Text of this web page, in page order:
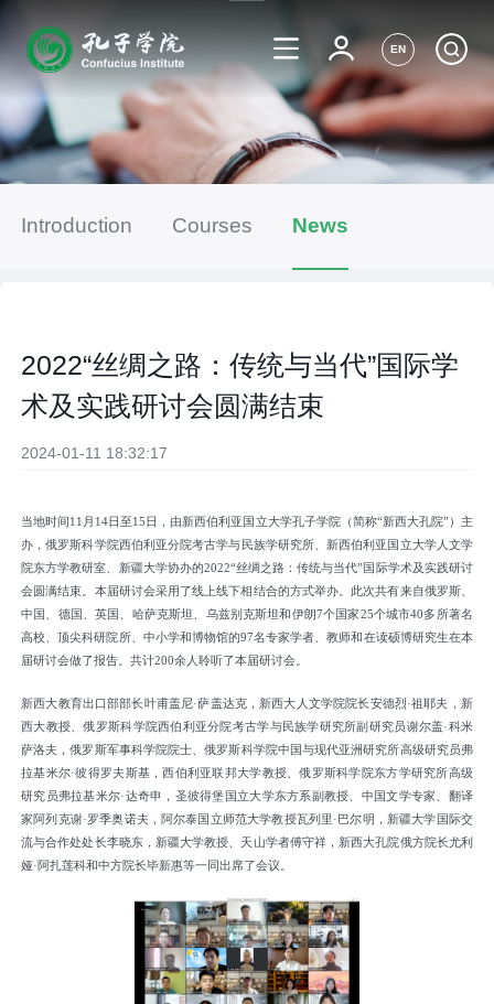
EN
Introduction Courses News
2022“丝绸之路：传统与当代”国际学
术及实践研讨会圆满结束
2024-01-11 18:32:17
当地时间11月14日至15 日，由新西伯利亚国立大学孔子学院（简称“新西大孔院”） 主
办 ，俄罗斯科学院西伯利亚分院考古学与民族学研究所、 新西伯利亚国立大学人文学
院东方学教研室
新疆大学协办的2022“丝绸之路：传统与当代”国际学术及实践研讨
会圆满结束。本届研讨会采用了线上线下相结合的方式举办。此次共有来自俄罗斯、
中国、德国、英国、哈萨克斯坦、乌兹别克斯坦和伊朗7个国家25个城市40多所著名
高校、顶尖科研院所、 中小学和博物馆的97名专家学者、教师和在读硕博研究生在本
届研讨会做了报告。共计200余人聆听了本届研讨会
新西大教育出口部部长叶甫盖尼·萨盖达克，新西大人文学院院长安德烈·祖耶夫，新
西大教授、俄罗斯科学院西伯利亚分院考古学与民族学研究所副研究员谢尔盖·科米
萨洛夫，俄罗斯军事科学院院士 、俄罗斯科学院中国与现代亚洲研究所高级研究员弗
拉基米尔·彼得罗夫斯基，西伯利亚联邦大学教授、俄罗斯科学院东方学研究所高级
研究员弗拉基米尔·达奇申， 圣彼得堡国立大学东方系副教授、中国文学专家、翻译
家阿列克谢·罗季奥诺夫 ， 阿尔泰国立师范大学教授瓦列里·巴尔明 ， 新疆大学国际交
流与合作处处长李晓东，新疆大学教授、天山学者傅守祥，新西大孔院俄方院长尤利
娅·阿扎莲科和中方院长毕新惠等一同出席了会议